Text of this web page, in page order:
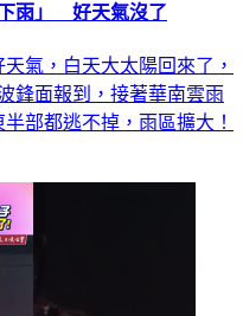
雨」 好天氣沒了
氣，白天大太陽回來了，
鋒面報到，接著華南雲雨
部都逃不掉，雨區擴大！